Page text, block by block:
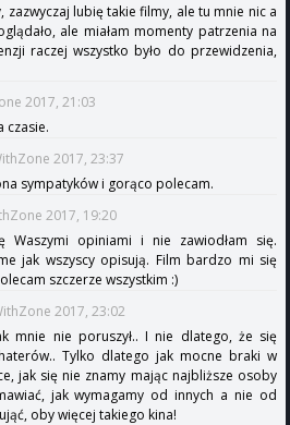
lubię takie filmy, ale tu mnie nic a
ale miałam momenty patrzenia na
raczej wszystko było do przewidzenia,
2017, 21:03
czasie.
2017, 23:37
sympatyków i gorąco polecam.
2017, 19:20
Waszymi opiniami i nie zawiodłam się.
jak wszyscy opisują. Film bardzo mi się
szczerze wszystkim :)
2017, 23:02
mnie nie poruszył.. I nie dlatego, że się
Tylko dlatego jak mocne braki w
jak się nie znamy mając najbliższe osoby
jak wymagamy od innych a nie od
oby więcej takiego kina!